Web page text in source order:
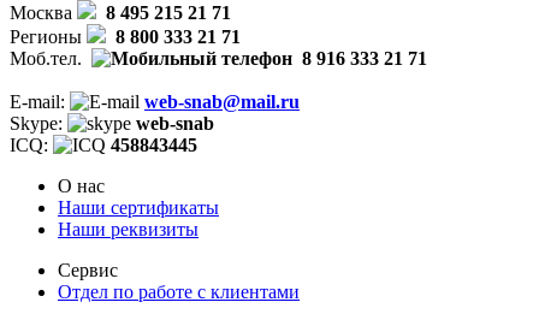
Москва
8 495 215 21 71
Регионы
8 800 333 21 71
Моб.тел.
8 916 333 21 71
E-mail:
web-snab@mail.ru
Skype:
web-snab
ICQ:
458843445
О нас
Наши сертификаты
Наши реквизиты
Сервис
Отдел по работе с клиентами